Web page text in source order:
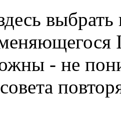
- не